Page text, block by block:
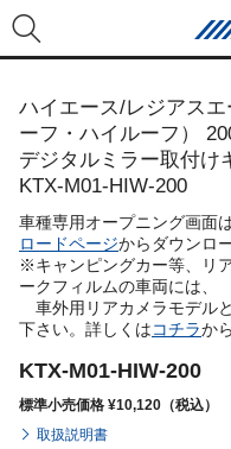
ハイエース/レジアス
ーフ・ハイルーフ）
デジタルミラー取付け
KTX-M01-HIW-200
車種専用オープニング画面
ロードページからダウンロ
※キャンピングカー等、リ
ークフィルムの車両には、
車外用リアカメラモデル
下さい。詳しくはコチラから
KTX-M01-HIW-200
標準小売価格 ¥10,120（税込）
取扱説明書